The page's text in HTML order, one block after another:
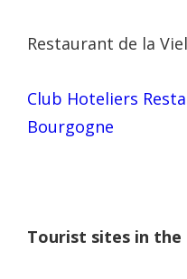
Restaurant de la
Club Hoteliers
Bourgogne
Tourist sites in the